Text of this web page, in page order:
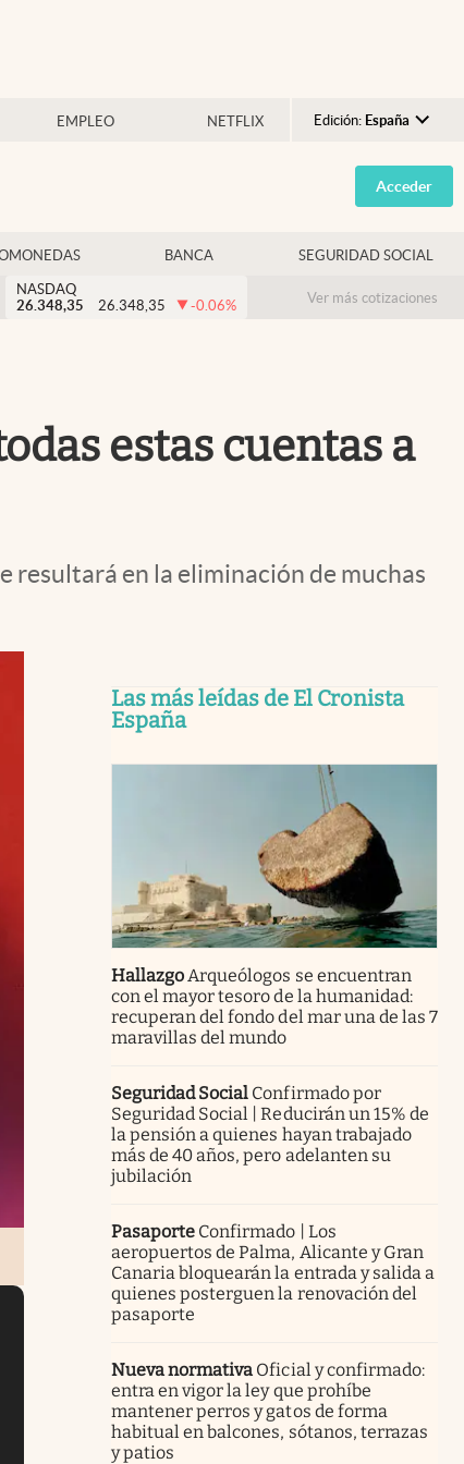
EMPLEO NETFLIX Edición: España
Argentina
España
USA
Colombia
Acceder
BANCA SEGURIDAD SOCIAL
NASDAQ
26.348,35
26.348,35 -0.06% Ver más cotizaciones
estas cuentas a
resultará en la eliminación de muchas
Las más leídas de El Cronista
España
HallazgoArqueólogos se encuentran
con el mayor tesoro de la humanidad:
recuperan del fondo del mar una de las 7
maravillas del mundo
Seguridad Social Confirmado por
Seguridad Social | Reducirán un 15% de
la pensión a quienes hayan trabajado
más de 40 años, pero adelanten su
jubilación
Pasaporte Confirmado | Los
aeropuertos de Palma, Alicante y Gran
Canaria bloquearán la entrada y salida a
quienes posterguen la renovación del
pasaporte
Nueva normativa Oficial y confirmado:
entra en vigor la ley que prohíbe
mantener perros y gatos de forma
habitual en balcones, sótanos, terrazas
y patios